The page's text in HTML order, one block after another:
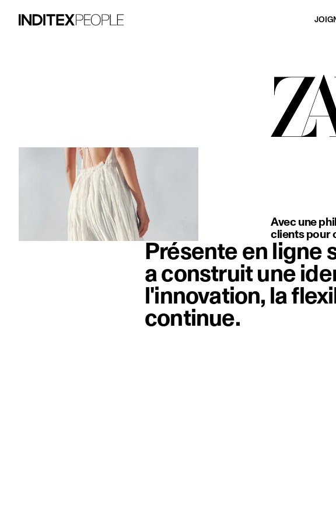
Élément image 1 sur 3. Une femme porte une robe
Avec une
clients pour
Présente en ligne
a construit une
l'innovation, la
continue.